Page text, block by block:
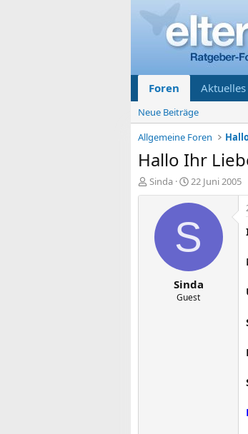
Foren Aktuelles
Neue Beiträge
Allgemeine Foren
Hallo Ihr
E
r
Sinda
E
r
s
t
e
t
a
m
22 Juni 2005
S
Sinda
Guest